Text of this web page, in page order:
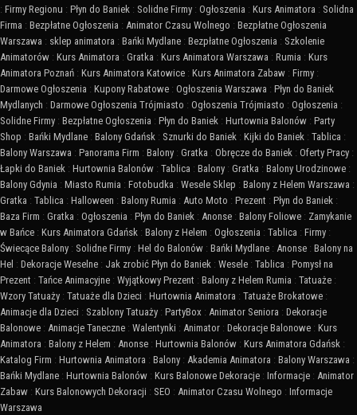
: Firmy Regionu : Płyn do Baniek : Solidne Firmy : Ogłoszenia : Kurs Animatora : Solidna
Firma : Bezpłatne Ogłoszenia : Animator Czasu Wolnego : Bezpłatne Ogłoszenia
Warszawa : sklep animatora : Bańki Mydlane : Bezpłatne Ogłoszenia : Szkolenie
Animatorów : Kurs Animatora : Gratka : Kurs Animatora Warszawa : Rumia : Kurs
Animatora Poznań : Kurs Animatora Katowice : Kurs Animatora Zabaw : Firmy :
Darmowe Ogłoszenia : Kupony Rabatowe : Ogłoszenia Warszawa : Płyn do Baniek
Mydlanych : Darmowe Ogłoszenia Trójmiasto : Ogłoszenia Trójmiasto : Ogłoszenia :
Solidne Firmy : Bezpłatne Ogłoszenia : Płyn do Baniek : Hurtownia Balonów : Party
Shop : Bańki Mydlane : Balony Gdańsk : Sznurki do Baniek : Kijki do Baniek : Tablica :
Balony Warszawa : Panorama Firm : Balony : Gratka : Obręcze do Baniek : Oferty Pracy :
Łapki do Baniek : Hurtownia Balonów : Tablica : Balony : Gratka : Balony Urodzinowe :
Balony Gdynia : Miasto Rumia : Fotobudka : Wesele Sklep : Balony z Helem Warszawa :
Gratka : Tablica : Halloween : Balony Rumia : Auto Moto : Prezent : Płyn do Baniek :
Baza Firm : Gratka : Ogłoszenia : Płyn do Baniek : Anonse : Balony Foliowe : Zamykanie
w Bańce : Kurs Animatora Gdańsk : Balony z Helem : Ogłoszenia : Tablica : Firmy :
Świecące Balony : Solidne Firmy : Hel do Balonów : Bańki Mydlane : Anonse : Balony na
Hel : Dekoracje Weselne : Jak zrobić Płyn do Baniek : Wesele : Tablica : Pomysł na
Prezent : Tańce Animacyjne : Wyjątkowy Prezent : Balony z Helem Rumia : Tatuaże :
Wzory Tatuaży : Tatuaże dla Dzieci : Hurtownia Animatora : Tatuaże Brokatowe :
Animacje dla Dzieci : Szablony Tatuaży : PartyBox : Animator Seniora : Dekoracje
Balonowe : Animacje Taneczne : Walentynki : Animator : Dekoracje Balonowe : Kurs
Animatora : Balony z Helem : Anonse : Hurtownia Balonów : Kurs Animatora Gdańsk :
Katalog Firm : Hurtownia Animatora : Balony : Akademia Animatora : Balony Warszawa :
Bańki Mydlane : Hurtownia Balonów : Kurs Balonowe Dekoracje : Informacje : Animator
Zabaw : Kurs Balonowych Dekoracji : SEO : Animator Czasu Wolnego : Informacje
Warszawa